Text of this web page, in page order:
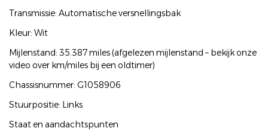
Transmissie: Automatische versnellingsbak
Kleur: Wit
Mijlenstand: 35.387 miles (afgelezen mijlenstand – bekijk onze
video over km/miles bij een oldtimer)
Chassisnummer: G1058906
Stuurpositie: Links
Staat en aandachtspunten